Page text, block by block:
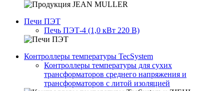
Печи ПЭТ
Печь ПЭТ-4 (1,0 кВт 220 В)
Контроллеры температуры TecSystem
Контроллеры температуры для сухих
трансформаторов среднего напряжения и
трансформаторов с литой изоляцией